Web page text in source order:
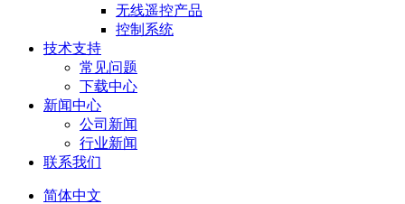
无线遥控产品
控制系统
技术支持
常见问题
下载中心
新闻中心
公司新闻
行业新闻
联系我们
简体中文